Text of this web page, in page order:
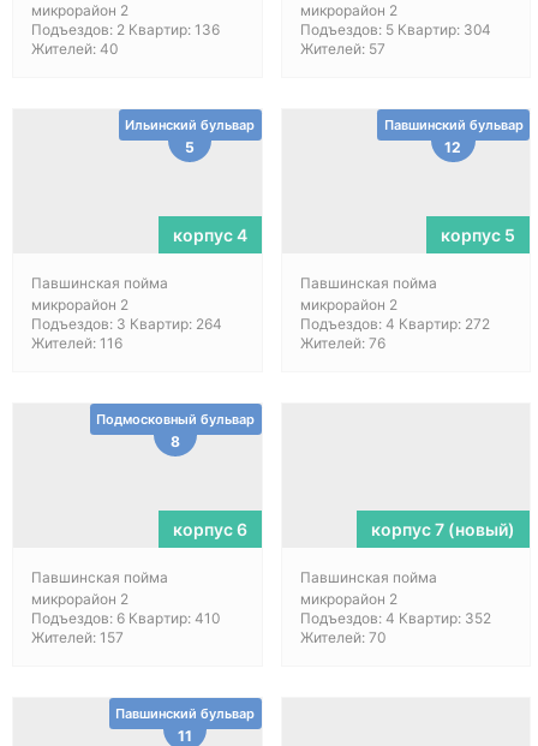
микрорайон 2
Подъездов: 2 Квартир: 136
Жителей: 40
микрорайон 2
Подъездов: 5 Квартир: 304
Жителей: 57
Ильинский бульвар
5
корпус 4
Павшинская пойма
микрорайон 2
Подъездов: 3 Квартир: 264
Жителей: 116
Павшинский бульвар
12
корпус 5
Павшинская пойма
микрорайон 2
Подъездов: 4 Квартир: 272
Жителей: 76
Подмосковный бульвар
8
корпус 6
Павшинская пойма
микрорайон 2
Подъездов: 6 Квартир: 410
Жителей: 157
корпус 7 (новый)
Павшинская пойма
микрорайон 2
Подъездов: 4 Квартир: 352
Жителей: 70
Павшинский бульвар
11